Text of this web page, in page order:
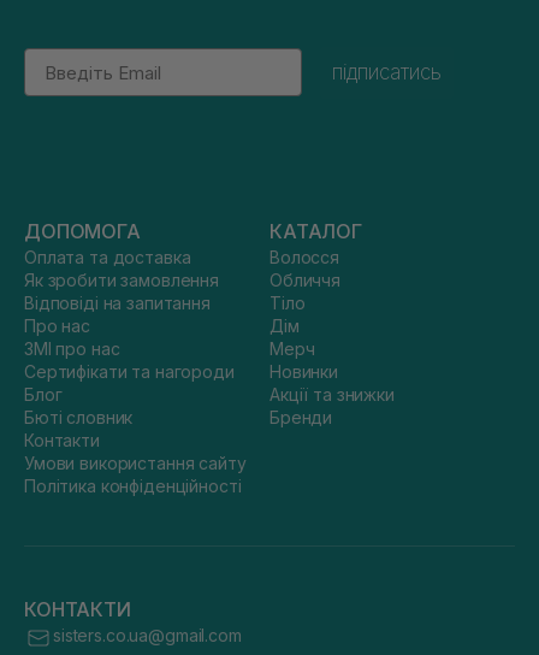
Email
підписатись
ДОПОМОГА
Оплата та доставка
Як зробити замовлення
Відповіді на запитання
Про нас
ЗМІ про нас
Сертифікати та нагороди
Блог
Бюті словник
Контакти
Умови використання сайту
Політика конфіденційності
КАТАЛОГ
Волосся
Обличчя
Тіло
Дім
Мерч
Новинки
Акції та знижки
Бренди
КОНТАКТИ
sisters.co.ua@gmail.com